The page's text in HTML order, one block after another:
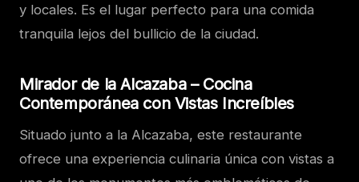
y locales. Es el lugar perfecto para una comida
tranquila lejos del bullicio de la ciudad.
Mirador de la Alcazaba – Cocina
Contemporánea con Vistas Increíbles
Situado junto a la Alcazaba, este restaurante
ofrece una experiencia culinaria única con vistas a